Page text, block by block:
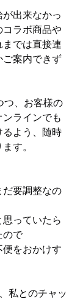
出来なかっ
コラボ商品や
では直接連
ご案内できず
つ、お客様の
ラインでも
るよう、随時
す。
だ要調整なの
っていたら
ので
をおかけす
私とのチャッ